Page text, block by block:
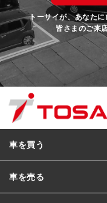
トーサイが、あなた
皆さまのご来
車を買う
車を売る